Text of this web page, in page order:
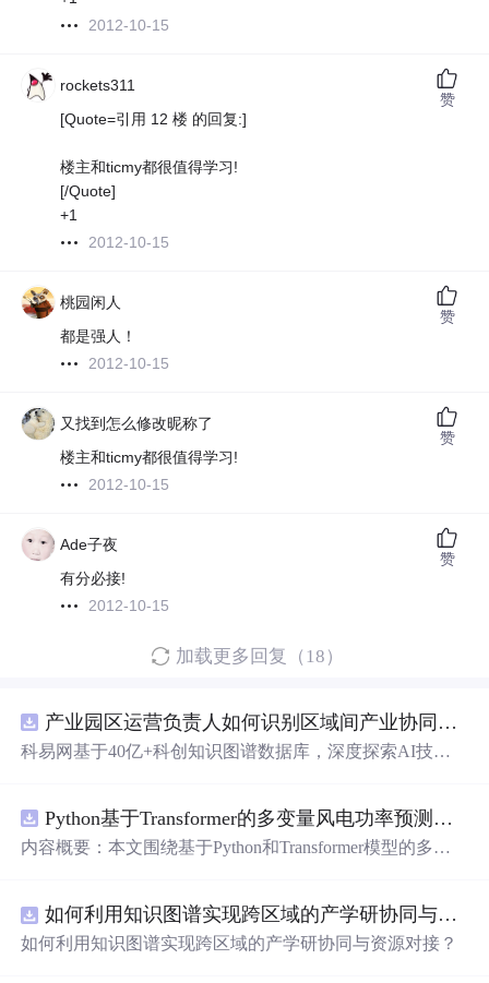
2012-10-15
rockets311
[Quote=引用 12 楼 的回复:]
楼主和ticmy都很值得学习!
[/Quote]
+1
2012-10-15
赞
桃园闲人
都是强人！
2012-10-15
赞
又找到怎么修改昵称了
楼主和ticmy都很值得学习!
2012-10-15
赞
Ade子夜
有分必接!
2012-10-15
赞
加载更多回复（18）
产业园区运营负责人如何识别区域间产业协同机会？.docx
科易网基于40亿+科创知识图谱数据库，深度探索AI技术
新领域的AI+数智化解决方案，推动科技创新与产业创新
智能化发展。
Python基于Transformer的多变量风电功率预测研究
内容概要：本文围绕基于Python和Transformer模型的多变
温度、湿度等多种气象及运行变量作为输入特征，构建高
精度预测模型。为进一步提升预测的稳健性与可靠性，研
如何利用知识图谱实现跨区域的产学研协同与资源对接？.docx
如何利用知识图谱实现跨区域的产学研协同与资源对接？